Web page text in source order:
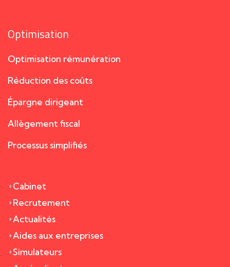
Optimisation
Optimisation rémunération
Réduction des coûts
Épargne dirigeant
Allègement fiscal
Processus simplifiés
Cabinet
Recrutement
Actualités
Aides aux entreprises
Simulateurs